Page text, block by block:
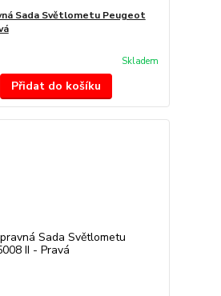
Sada Světlometu Peugeot
Skladem
Přidat do košíku